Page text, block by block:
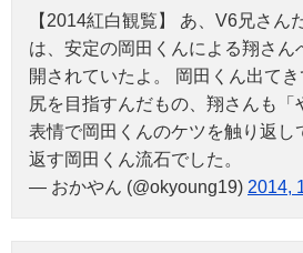
【2014紅白観覧】 あ、V6兄さん
は、安定の岡田くんによる翔さん
開されていたよ。 岡田くん出て
尻を目指すんだもの、翔さんも「
表情で岡田くんのケツを触り返し
返す岡田くん流石でした。
— おかやん (@okyoung19) 2014,